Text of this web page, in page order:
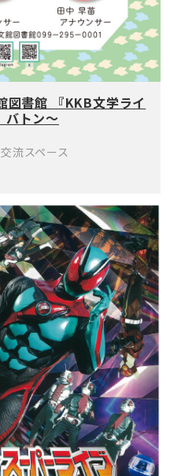
書館 『KKB文学ライ
バトン～
流スペース